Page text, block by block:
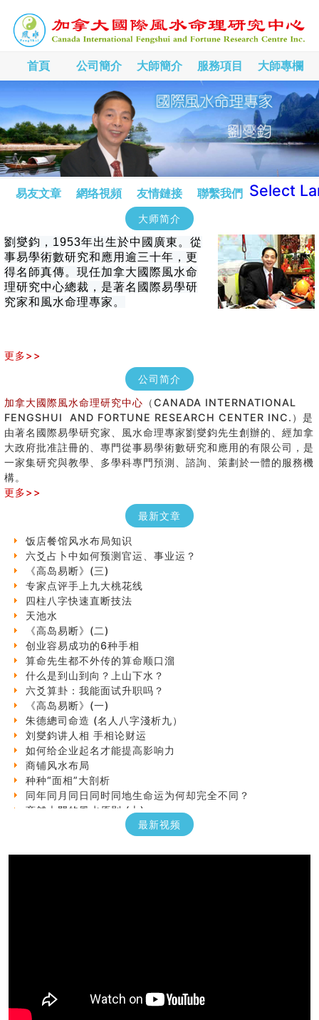
首頁 公司簡介 大師簡介 服務項目 大師專欄
易友文章 網络視頻 友情鏈接 聯繫我們 Select
大师简介
劉燮鈞，1953年出生於中國廣東。從
事易學術數研究和應用逾三十年，更
得名師真傳。現任加拿大國際風水命
理研究中心總裁，是著名國際易學研
究家和風水命理專家。
更多>>
公司简介
加拿大國際風水命理研究中心 （CANADA INTERNATIONAL
FENGSHUI AND FORTUNE RESEARCH CENTER INC.）是
由著名國際易學研究家、風水命理專家劉燮鈞先生創辦的、經加拿
大政府批准註冊的、專門從事易學術數研究和應用的有限公司，是
一家集研究與教學、多學科專門預測、諮詢、策劃於一體的服務機
構。
更多>>
最新文章
手指饱满福运加身，这种手相福运在何处？
《高岛易断》(四)
民間風水知識九十四條
饭店餐馆风水布局知识
六爻占卜中如何预测官运、事业运？
《高岛易断》(三)
专家点评手上九大桃花线
四柱八字快速直断技法
天池水
《高岛易断》(二)
创业容易成功的6种手相
算命先生都不外传的算命顺口溜
什么是到山到向？上山下水？
六爻算卦：我能面试升职吗？
《高岛易断》(一)
朱德總司命造 (名⼈⼋字淺析九）
刘燮鈞讲人相 手相论财运
如何给企业起名才能提高影响力
商铺风水布局
种种“面相”大剖析
同年同月同日同时同地生命运为何却完全不同？
商舖大門的風水原則 (上)
家居常見風水形煞及化解方法 (三)
套房風水怎麼看？ 租屋風水禁忌有哪些？搬家禁忌要注
意！
最新视频